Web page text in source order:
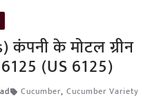
के मोटल ग्रीन
(US 6125)
Cucumber, Cucumber Variety